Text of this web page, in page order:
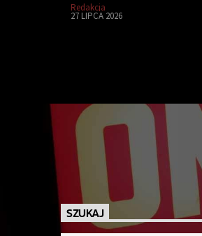
Redakcja
27 LIPCA 2026
SZUKAJ